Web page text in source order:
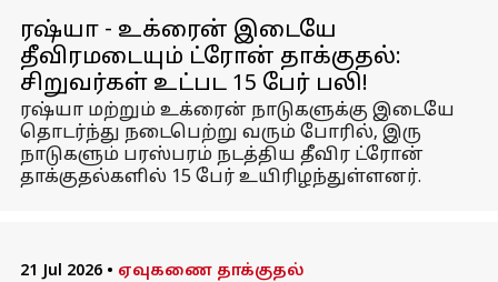
ரஷ்யா - உக்ரைன் இடையே
தீவிரமடையும் ட்ரோன் தாக்குதல்:
சிறுவர்கள் உட்பட 15 பேர் பலி!
ரஷ்யா மற்றும் உக்ரைன் நாடுகளுக்கு இடையே
தொடர்ந்து நடைபெற்று வரும் போரில், இரு
நாடுகளும் பரஸ்பரம் நடத்திய தீவிர ட்ரோன்
தாக்குதல்களில் 15 பேர் உயிரிழந்துள்ளனர்.
21 Jul 2026 • ஏவுகணை தாக்குதல்